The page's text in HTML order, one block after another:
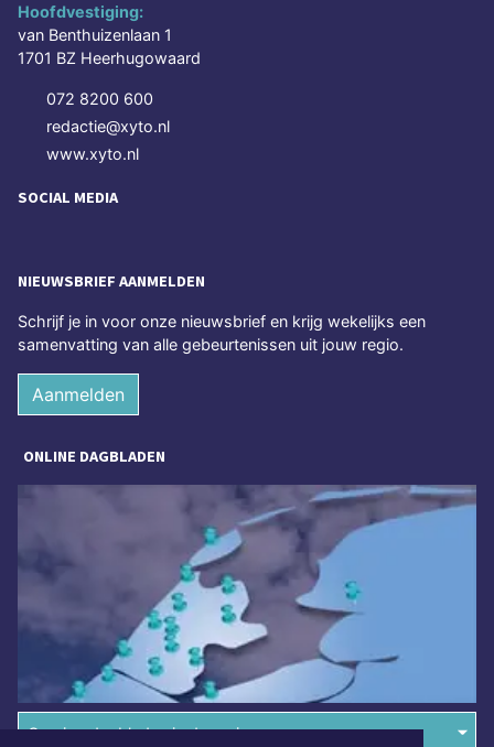
Hoofdvestiging:
van Benthuizenlaan 1
1701 BZ Heerhugowaard
072 8200 600
redactie@xyto.nl
www.xyto.nl
SOCIAL MEDIA
NIEUWSBRIEF AANMELDEN
Schrijf je in voor onze nieuwsbrief en krijg wekelijks een
samenvatting van alle gebeurtenissen uit jouw regio.
Aanmelden
ONLINE DAGBLADEN
Overige dagbladen in de regio